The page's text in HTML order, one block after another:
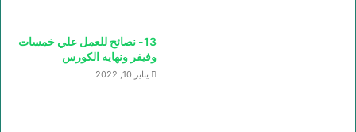
13- نصائح للعمل علي خمسات
وفيفر ونهايه الكورس
يناير 10, 2022